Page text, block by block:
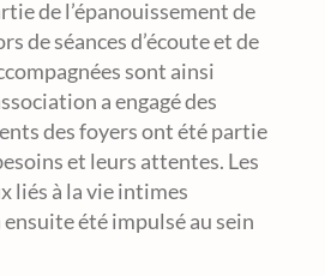
de l’épanouissement de
de séances d’écoute et de
sont ainsi
a engagé des
des foyers ont été partie
et leurs attentes. Les
liés à la vie intimes
été impulsé au sein